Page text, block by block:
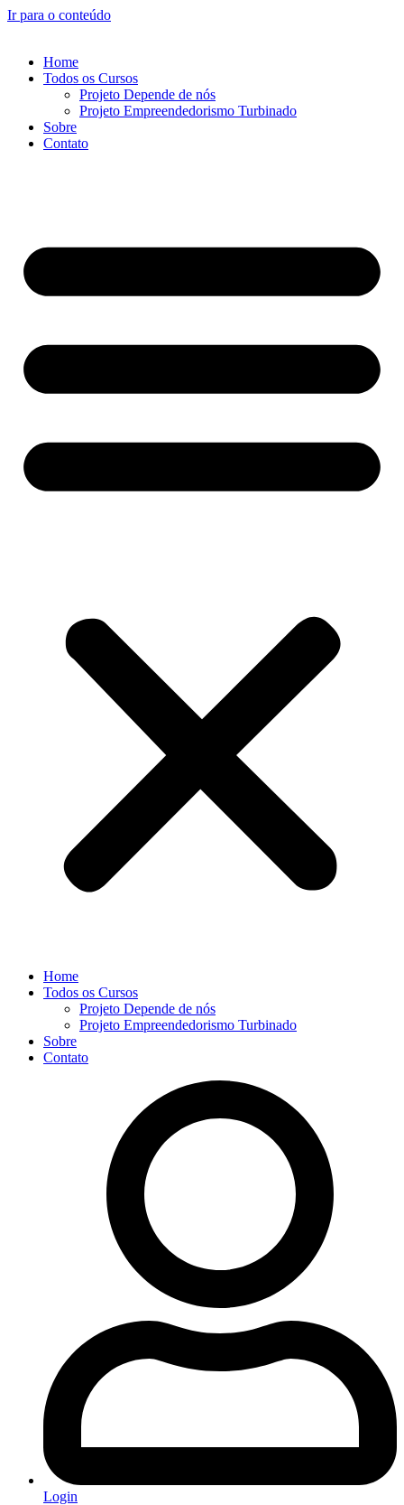
Ir para o conteúdo
Home
Todos os Cursos
Projeto Depende de nós
Projeto Empreendedorismo Turbinado
Sobre
Contato
Home
Todos os Cursos
Projeto Depende de nós
Projeto Empreendedorismo Turbinado
Sobre
Contato
Login